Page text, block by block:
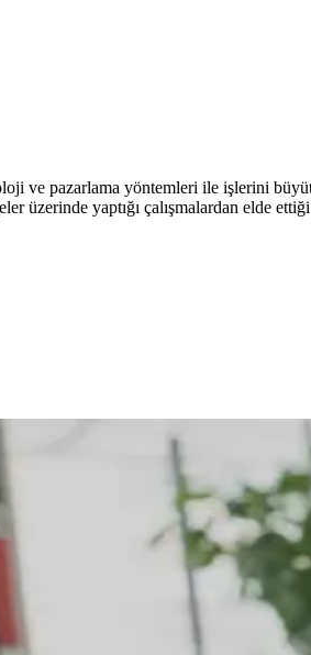
ve pazarlama yöntemleri ile işlerini
üzerinde yaptığı çalışmalardan elde